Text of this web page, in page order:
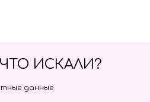
ИСКАЛИ?
данные